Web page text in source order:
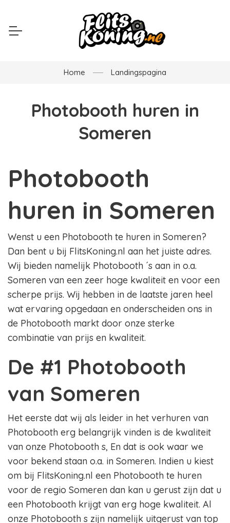
Home Landingspagina
Photobooth huren in
Someren
Photobooth
huren in Someren
Wenst u een Photobooth te huren in Someren?
Dan bent u bij FlitsKoning.nl aan het juiste adres.
Wij bieden namelijk Photobooth ´s aan in o.a.
Someren van een zeer hoge kwaliteit en voor een
scherpe prijs. Wij hebben in de laatste jaren heel
wat ervaring opgedaan en onderscheiden ons in
de Photobooth markt door onze sterke
combinatie van prijs en kwaliteit.
De #1 Photobooth
van Someren
Het eerste dat wij als leider in het verhuren van
Photobooth erg belangrijk vinden is de kwaliteit
van onze Photobooth s, En dat is ook waar we
voor bekend staan o.a. in Someren. Indien u kiest
om bij FlitsKoning.nl een Photobooth te huren
voor de regio Someren dan kan u gerust zijn dat u
een Photobooth krijgt van erg hoge kwaliteit. Al
onze Photobooth s zijn namelijk uitgerust van top